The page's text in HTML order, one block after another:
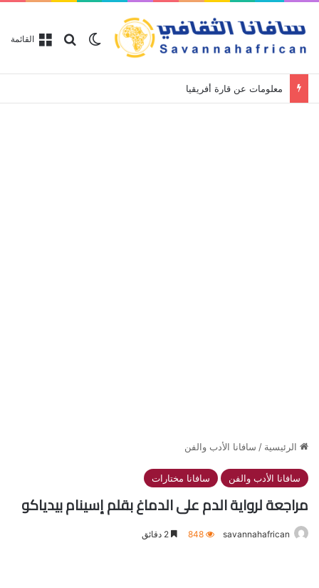
القائمةبحث عن
الوضع المظلم
معلومات عن قارة أفريقيا
الرئيسية / سافانا الأدب والفن
سافانا الأدب والفن سافانا مختارات
مراجعة لرواية الدم على الدماغ بقلم إسينام بيدياكو
savannahafrican
848